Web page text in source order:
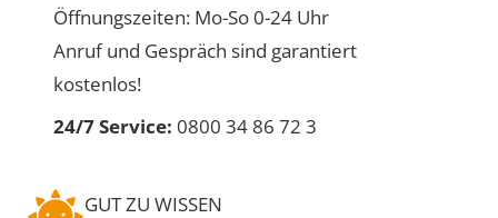
Öffnungszeiten: Mo-So 0-24 Uhr
Anruf und Gespräch sind garantiert
kostenlos!
24/7 Service: 0800 34 86 72 3
GUT ZU WISSEN